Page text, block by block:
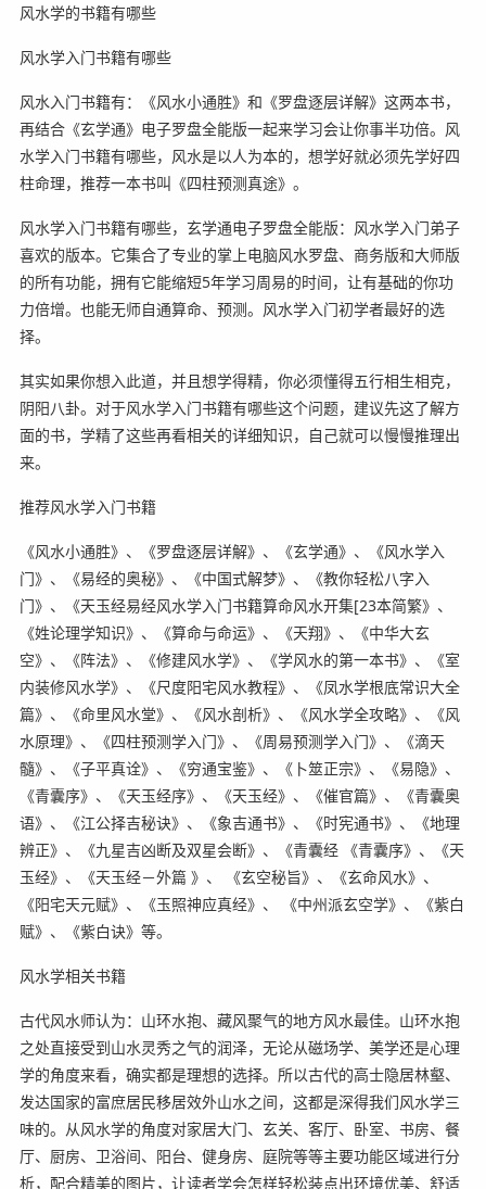
风水学的书籍有哪些
风水学入门书籍有哪些
风水入门书籍有：《风水小通胜》和《罗盘逐层详解》这两本书，
再结合《玄学通》电子罗盘全能版一起来学习会让你事半功倍。风
水学入门书籍有哪些，风水是以人为本的，想学好就必须先学好四
柱命理，推荐一本书叫《四柱预测真途》。
风水学入门书籍有哪些，玄学通电子罗盘全能版：风水学入门弟子
喜欢的版本。它集合了专业的掌上电脑风水罗盘、商务版和大师版
的所有功能，拥有它能缩短5年学习周易的时间，让有基础的你功
力倍增。也能无师自通算命、预测。风水学入门初学者最好的选
择。
其实如果你想入此道，并且想学得精，你必须懂得五行相生相克，
阴阳八卦。对于风水学入门书籍有哪些这个问题，建议先这了解方
面的书，学精了这些再看相关的详细知识，自己就可以慢慢推理出
来。
推荐风水学入门书籍
《风水小通胜》、《罗盘逐层详解》、《玄学通》、《风水学入
门》、《易经的奥秘》、《中国式解梦》、《教你轻松八字入
门》、《天玉经易经风水学入门书籍算命风水开集[23本简繁》、
《姓论理学知识》、《算命与命运》、《天翔》、《中华大玄
空》、《阵法》、《修建风水学》、《学风水的第一本书》、《室
内装修风水学》、《尺度阳宅风水教程》、《凤水学根底常识大全
篇》、《命里风水堂》、《风水剖析》、《风水学全攻略》、《风
水原理》、《四柱预测学入门》、《周易预测学入门》、《滴天
髓》、《子平真诠》、《穷通宝鉴》、《卜筮正宗》、《易隐》、
《青囊序》、《天玉经序》、《天玉经》、《催官篇》、《青囊奥
语》、《江公择吉秘诀》、《象吉通书》、《时宪通书》、《地理
辨正》、《九星吉凶断及双星会断》、《青囊经 《青囊序》、《天
玉经》、《天玉经－外篇 》、 《玄空秘旨》、《玄命风水》、
《阳宅天元赋》、《玉照神应真经》、 《中州派玄空学》、《紫白
赋》、《紫白诀》等。
风水学相关书籍
古代风水师认为：山环水抱、藏风聚气的地方风水最佳。山环水抱
之处直接受到山水灵秀之气的润泽，无论从磁场学、美学还是心理
学的角度来看，确实都是理想的选择。所以古代的高士隐居林壑、
发达国家的富庶居民移居效外山水之间，这都是深得我们风水学三
味的。从风水学的角度对家居大门、玄关、客厅、卧室、书房、餐
厅、厨房、卫浴间、阳台、健身房、庭院等等主要功能区域进行分
析，配合精美的图片，让读者学会怎样轻松装点出环境优美、舒适